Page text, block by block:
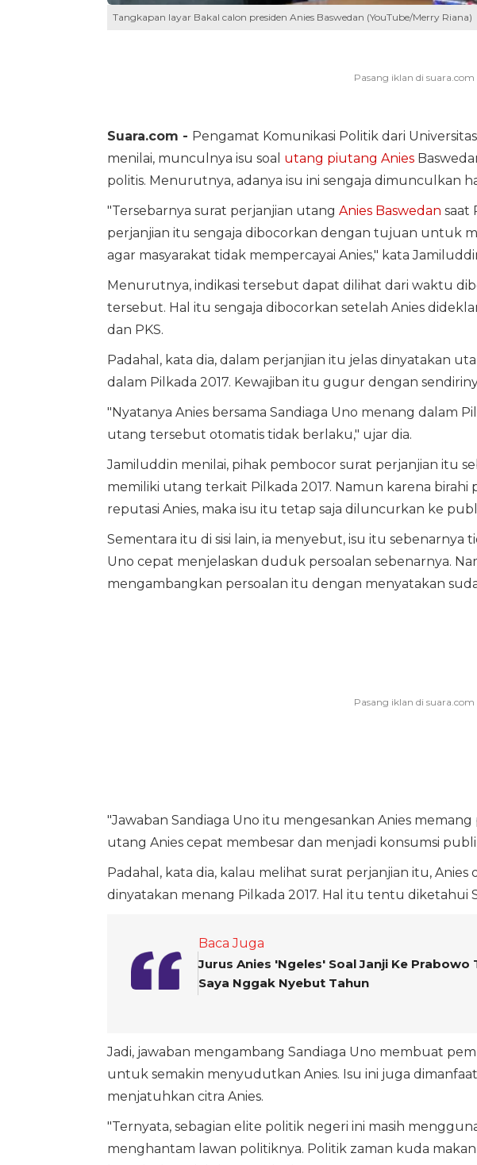
Tangkapan layar Bakal calon presiden Anies Baswedan (YouTube/Merry Riana)
Suara.com - Pengamat Komunikasi Politik dari
menilai, munculnya isu soal utang piutang Anies
politis. Menurutnya, adanya isu ini sengaja dimunculkan
"Tersebarnya surat perjanjian utang Anies Baswedan saat
perjanjian itu sengaja dibocorkan dengan tujuan untuk
agar masyarakat tidak mempercayai Anies," kata
Menurutnya, indikasi tersebut dapat dilihat dari waktu
tersebut. Hal itu sengaja dibocorkan setelah Anies
dan PKS.
Padahal, kata dia, dalam perjanjian itu jelas dinyatakan
dalam Pilkada 2017. Kewajiban itu gugur dengan
"Nyatanya Anies bersama Sandiaga Uno menang dalam
utang tersebut otomatis tidak berlaku," ujar dia.
Jamiluddin menilai, pihak pembocor surat perjanjian itu
memiliki utang terkait Pilkada 2017. Namun karena
reputasi Anies, maka isu itu tetap saja diluncurkan ke
Sementara itu di sisi lain, ia menyebut, isu itu sebenarnya
Uno cepat menjelaskan duduk persoalan sebenarnya.
mengambangkan persoalan itu dengan menyatakan
"Jawaban Sandiaga Uno itu mengesankan Anies
utang Anies cepat membesar dan menjadi konsumsi
Padahal, kata dia, kalau melihat surat perjanjian itu,
dinyatakan menang Pilkada 2017. Hal itu tentu diketahui
Baca Juga
Jurus Anies 'Ngeles' Soal Janji Ke
Saya Nggak Nyebut Tahun
Jadi, jawaban mengambang Sandiaga Uno membuat
untuk semakin menyudutkan Anies. Isu ini juga
menjatuhkan citra Anies.
"Ternyata, sebagian elite politik negeri ini masih
menghantam lawan politiknya. Politik zaman kuda